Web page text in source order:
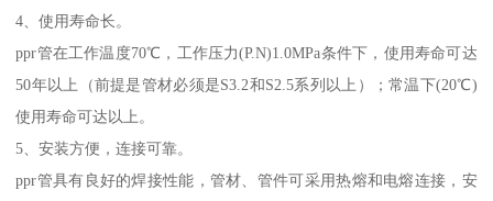
4、使用寿命长。
ppr管在工作温度70℃，工作压力(P.N)1.0MPa条件下，使用寿命可达
50年以上（前提是管材必须是S3.2和S2.5系列以上）；常温下(20℃)
使用寿命可达以上。
5、安装方便，连接可靠。
ppr管具有良好的焊接性能，管材、管件可采用热熔和电熔连接，安